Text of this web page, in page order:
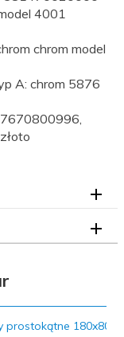
4001
chrom model
A: chrom 5876
prostokątne 180x80